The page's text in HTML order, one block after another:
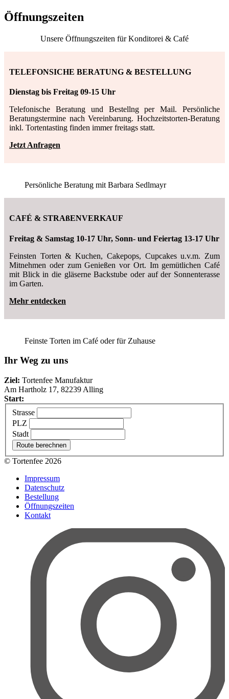
Öffnungszeiten
Unsere Öffnungszeiten für Konditorei & Café
TELEFONSICHE BERATUNG & BESTELLUNG
Dienstag bis Freitag 09-15 Uhr
Telefonische Beratung und Bestellng per Mail. Persönliche
Beratungstermine nach Vereinbarung. Hochzeitstorten-Beratung
inkl. Tortentasting finden immer freitags statt.
Jetzt Anfragen
Persönliche Beratung mit Barbara Sedlmayr
CAFÉ & STRAßENVERKAUF
Freitag & Samstag 10-17 Uhr, Sonn- und Feiertag 13-17 Uhr
Feinsten Torten & Kuchen, Cakepops, Cupcakes u.v.m. Zum
Mitnehmen oder zum Genießen vor Ort. Im gemütlichen Café
mit Blick in die gläserne Backstube oder auf der Sonnenterasse
im Garten.
Mehr entdecken
Feinste Torten im Café oder für Zuhause
Ihr Weg zu uns
Ziel: Tortenfee Manufaktur
Am Hartholz 17, 82239 Alling
Start:
Strasse
PLZ
Stadt
Route berechnen
© Tortenfee 2026
Impressum
Datenschutz
Bestellung
Öffnungszeiten
Kontakt